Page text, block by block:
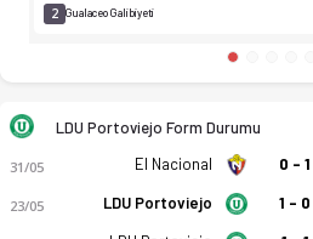
2 Gualaceo Galibiyeti
LDU Portoviejo Form Durumu
31/05 El Nacional 0 - 1
23/05 LDU Portoviejo 1 - 0